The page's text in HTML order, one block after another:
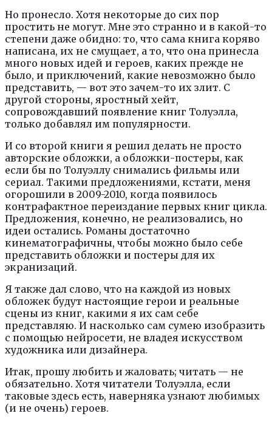
Но пронесло. Хотя некоторые до сих пор
простить не могут. Мне это странно и в какой-то
степени даже обидно: то, что сама книга коряво
написана, их не смущает, а то, что она принесла
много новых идей и героев, каких прежде не
было, и приключений, какие невозможно было
представить, — вот это зачем-то их злит. С
другой стороны, яростный хейт,
сопровождавший появление книг Толуэлла,
только добавлял им популярности.
И со второй книги я решил делать не просто
авторские обложки, а обложки-постеры, как
если бы по Толуэллу снимались фильмы или
сериал. Такими предложениями, кстати, меня
огорошили в 2009-2010, когда появилось
контрафактное переиздание первых книг цикла.
Предложения, конечно, не реализовались, но
идеи остались. Романы достаточно
кинематографичны, чтобы можно было себе
представить обложки и постеры для их
экранизаций.
Я также дал слово, что на каждой из новых
обложек будут настоящие герои и реальные
сцены из книг, какими я их сам себе
представляю. И насколько сам сумею изобразить
с помощью нейросети, не владея искусством
художника или дизайнера.
Итак, прошу любить и жаловать; читать — не
обязательно. Хотя читатели Толуэлла, если
таковые здесь есть, наверняка узнают любимых
(и не очень) героев.